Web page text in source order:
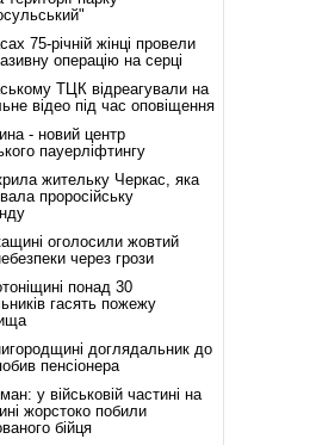
75-річній жінці провели
операцію на серці
ТЦК відреагували на
відео під час оповіщення
- новий центр
пауерліфтингу
жительку Черкас, яка
проросійську
оголосили жовтий
через грози
понад 30
гасять пожежу
доглядальник до
пенсіонера
у військовій частині на
жорстоко побили
бійця